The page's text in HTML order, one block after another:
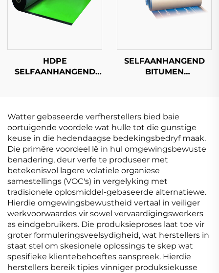
HDPE
SELFAANHANGEND
SELFAANHANGEND
BITUMEN
Watter gebaseerde verfherstellers bied baie
oortuigende voordele wat hulle tot die gunstige
keuse in die hedendaagse bedekingsbedryf maak.
Die primêre voordeel lê in hul omgewingsbewuste
benadering, deur verfe te produseer met
betekenisvol lagere volatiele organiese
samestellings (VOC's) in vergelyking met
tradisionele oplosmiddel-gebaseerde alternatiewe.
Hierdie omgewingsbewustheid vertaal in veiliger
werkvoorwaardes vir sowel vervaardigingswerkers
as eindgebruikers. Die produksieproses laat toe vir
groter formuleringsveelsydigheid, wat herstellers in
staat stel om skesionele oplossings te skep wat
spesifieke klientebehoeftes aanspreek. Hierdie
herstellers bereik tipies vinniger produksiekusse